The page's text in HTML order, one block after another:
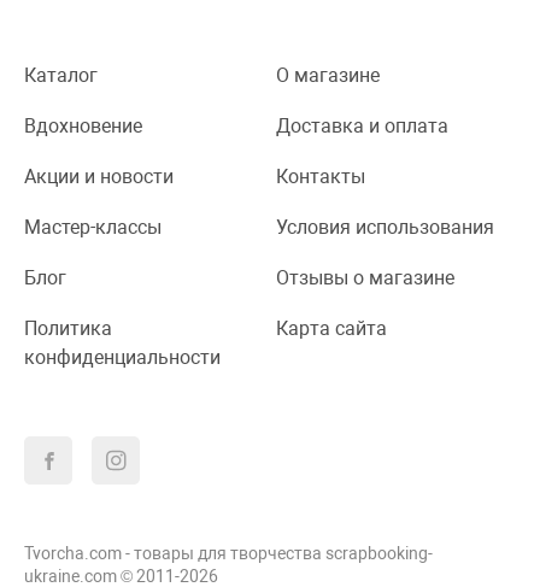
Каталог О магазине
Вдохновение Доставка и оплата
Акции и новости Контакты
Мастер-классы Условия использования
Блог Отзывы о магазине
Политика
конфиденциальности
Карта сайта
Tvorcha.com - товары для творчества scrapbooking-
ukraine.com © 2011-2026